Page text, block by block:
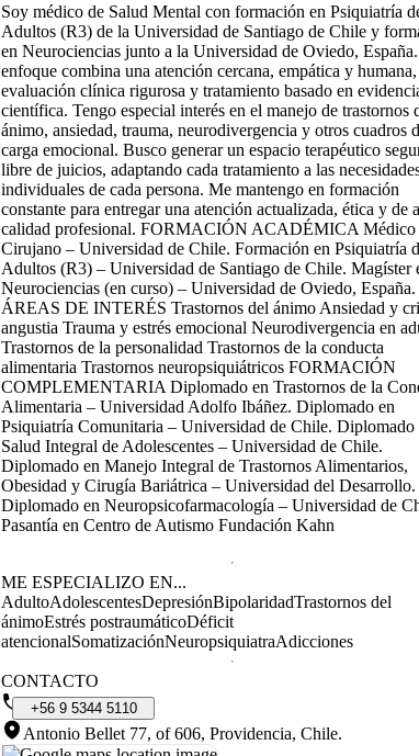
Soy médico de Salud Mental con formación en Psiquiatría
Adultos (R3) de la Universidad de Santiago de Chile y
en Neurociencias junto a la Universidad de Oviedo,
enfoque combina una atención cercana, empática y
evaluación clínica rigurosa y tratamiento basado en
científica. Tengo especial interés en el manejo de trastornos
ánimo, ansiedad, trauma, neurodivergencia y otros cuadros
carga emocional. Busco generar un espacio terapéutico
libre de juicios, adaptando cada tratamiento a las
individuales de cada persona. Me mantengo en formación
constante para entregar una atención actualizada, ética y de
calidad profesional. FORMACIÓN ACADÉMICA Médico
Cirujano – Universidad de Chile. Formación en Psiquiatría
Adultos (R3) – Universidad de Santiago de Chile. Magíster
Neurociencias (en curso) – Universidad de Oviedo, España.
ÁREAS DE INTERÉS Trastornos del ánimo Ansiedad y
angustia Trauma y estrés emocional Neurodivergencia en
Trastornos de la personalidad Trastornos de la conducta
alimentaria Trastornos neuropsiquiátricos FORMACIÓN
COMPLEMENTARIA Diplomado en Trastornos de la
Alimentaria – Universidad Adolfo Ibáñez. Diplomado en
Psiquiatría Comunitaria – Universidad de Chile. Diplomado
Salud Integral de Adolescentes – Universidad de Chile.
Diplomado en Manejo Integral de Trastornos Alimentarios,
Obesidad y Cirugía Bariátrica – Universidad del Desarrollo.
Diplomado en Neuropsicofarmacología – Universidad de
Pasantía en Centro de Autismo Fundación Kahn
ME ESPECIALIZO EN...
AdultoAdolescentesDepresiónBipolaridadTrastornos del
ánimoEstrés postraumáticoDéficit
atencionalSomatizaciónNeuropsiquiatraAdicciones
CONTACTO
+56 9 5344 5110
Antonio Bellet 77, of 606, Providencia, Chile.